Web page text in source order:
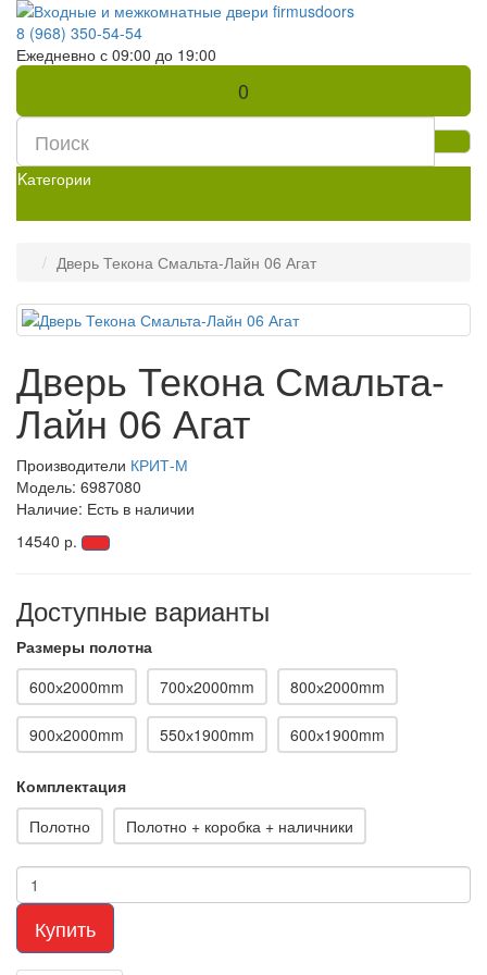
8 (968) 350-54-54
Ежедневно с 09:00 до 19:00
0
Kатегории
Дверь Текона Смальта-Лайн 06 Агат
Дверь Текона Смальта-
Лайн 06 Агат
Производители КРИТ-М
Модель: 6987080
Наличие: Есть в наличии
14540 р.
Доступные варианты
Размеры полотна
600х2000mm
700х2000mm 800х2000mm
900х2000mm 550х1900mm 600х1900mm
Комплектация
Полотно
Полотно + коробка + наличники
Купить